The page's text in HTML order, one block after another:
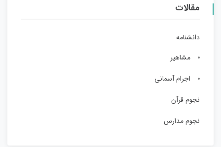
مقالات
دانشنامه
مشاهیر
اجرام آسمانی
نجوم قرآن
نجوم مدارس